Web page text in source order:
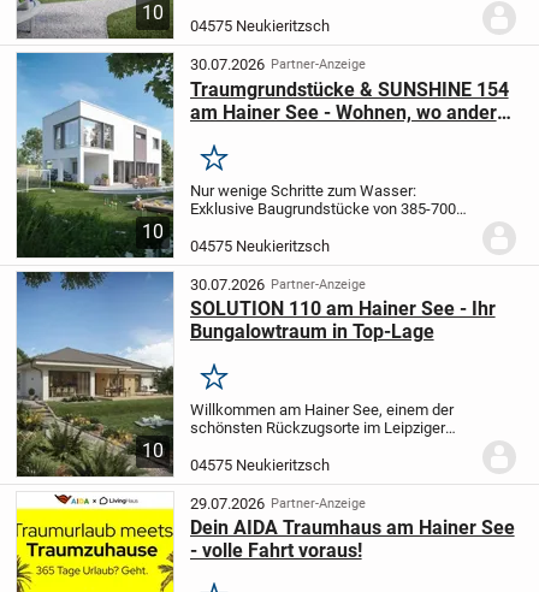
10
zweigeschossigen Stadtvilla. Im offenen
Koch-, Ess- und Wohnbereich wird gelebt,
gelacht und...
04575 Neukieritzsch
10
30.07.2026 Partner-Anzeige
Traumgrundstücke & SUNSHINE 154
am Hainer See - Wohnen, wo andere
Merken
Nur wenige Schritte zum Wasser:
Exklusive Baugrundstücke von 385-700
Ihre Wohnträume! Ruhige Lage, Natur
direkt vor der Tür und eine top
Infrastruktur - perfekt...
04575 Neukieritzsch
10
30.07.2026 Partner-Anzeige
SOLUTION 110 am Hainer See - Ihr
Bungalowtraum in Top-Lage
Merken
Willkommen am Hainer See, einem der
schönsten Rückzugsorte im Leipziger
erschlossene Grundstücke von 385-700
m², nur wenige Schritte vom Wasser
entfernt - ideal als...
04575 Neukieritzsch
29.07.2026 Partner-Anzeige
Dein AIDA Traumhaus am Hainer See
- volle Fahrt voraus!